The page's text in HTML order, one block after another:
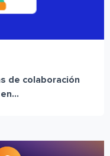
de colaboración